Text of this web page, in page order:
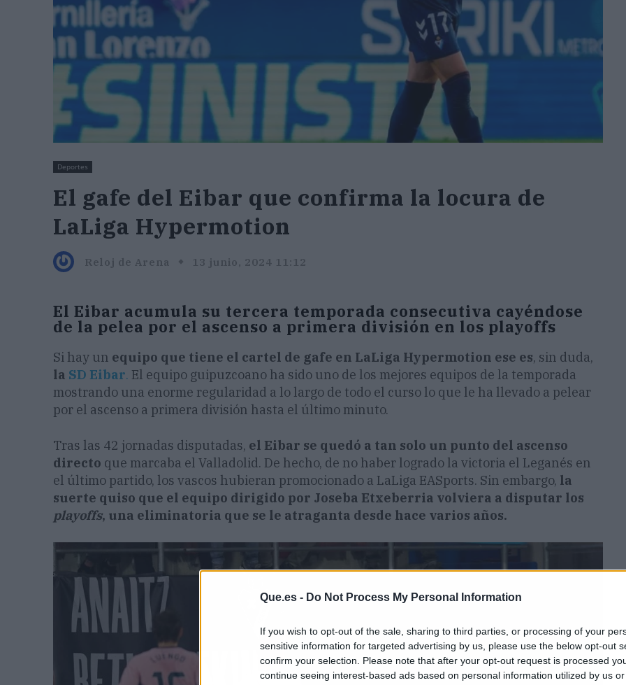
Que.es - Do Not Process My Personal Information
If you wish to opt-out of the sale, sharing to third parties, or processing of your
sensitive information for targeted advertising by us, please use the below opt-out
confirm your selection. Please note that after your opt-out request is processed
continue seeing interest-based ads based on personal information utilized by us
Deportes
El gafe del Eibar que confirma la locura de
LaLiga Hypermotion
Reloj de Arena 13 junio, 2024 11:12
El Eibar acumula su tercera temporada consecutiva cayéndose
de la pelea por el ascenso a primera división en los playoffs
Si hay un equipo que tiene el cartel de gafe en LaLiga Hypermotion ese es, sin duda,
la SD Eibar. El equipo guipuzcoano ha sido uno de los mejores equipos de la temporada
mostrando una enorme regularidad a lo largo de todo el curso lo que le ha llevado a pelear
por el ascenso a primera división hasta el último minuto.
Tras las 42 jornadas disputadas, el Eibar se quedó a tan solo un punto del ascenso
directo que marcaba el Valladolid. De hecho, de no haber logrado la victoria el Leganés en
el último partido, los vascos hubieran promocionado a LaLiga EASports. Sin embargo, la
suerte quiso que el equipo dirigido por Joseba Etxeberria volviera a disputar los
playoffs, una eliminatoria que se le atraganta desde hace varios años.